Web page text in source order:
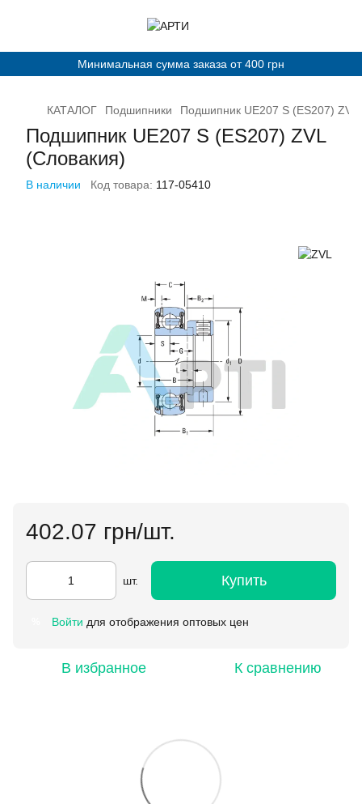
Минимальная сумма заказа от 400 грн
КАТАЛОГ Подшипники Подшипник UE207 S (ES207) ZVL
Подшипник UE207 S (ES207) ZVL
(Словакия)
В наличии Код товара: 117-05410
402.07 грн/шт.
шт. Купить
Войти для отображения оптовых цен
В избранное К сравнению